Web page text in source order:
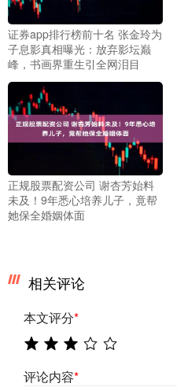
证券app排行榜前十名 张金玲为
子息影真相曝光：放弃影坛巅
峰，书画界重生引全网泪目
正规股票配资公司 谢杏芳始料
未及！9年悉心培养儿子，竟帮
她保全婚姻体面
相关评论
本文评分*
评论内容*